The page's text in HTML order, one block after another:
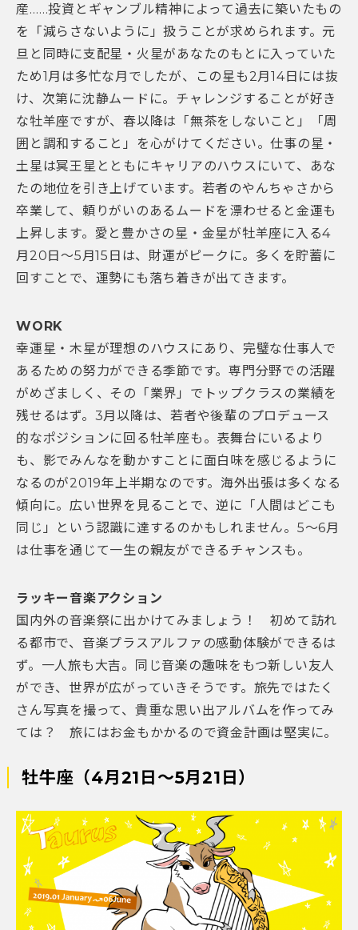
産……投資とギャンブル精神によって過去に築いたもの
を「減らさないように」扱うことが求められます。元
旦と同時に支配星・火星があなたのもとに入っていた
ため1月は多忙な月でしたが、この星も2月14日には抜
け、次第に沈静ムードに。チャレンジすることが好き
な牡羊座ですが、春以降は「無茶をしないこと」「周
囲と調和すること」を心がけてください。仕事の星・
土星は冥王星とともにキャリアのハウスにいて、あな
たの地位を引き上げています。若者のやんちゃさから
卒業して、頼りがいのあるムードを漂わせると金運も
上昇します。愛と豊かさの星・金星が牡羊座に入る4
月20日～5月15日は、財運がピークに。多くを貯蓄に
回すことで、運勢にも落ち着きが出てきます。
WORK
幸運星・木星が理想のハウスにあり、完璧な仕事人で
あるための努力ができる季節です。専門分野での活躍
がめざましく、その「業界」でトップクラスの業績を
残せるはず。3月以降は、若者や後輩のプロデュース
的なポジションに回る牡羊座も。表舞台にいるより
も、影でみんなを動かすことに面白味を感じるように
なるのが2019年上半期なのです。海外出張は多くなる
傾向に。広い世界を見ることで、逆に「人間はどこも
同じ」という認識に達するのかもしれません。5～6月
は仕事を通じて一生の親友ができるチャンスも。
ラッキー音楽アクション
国内外の音楽祭に出かけてみましょう！ 初めて訪れ
る都市で、音楽プラスアルファの感動体験ができるは
ず。一人旅も大吉。同じ音楽の趣味をもつ新しい友人
ができ、世界が広がっていきそうです。旅先ではたく
さん写真を撮って、貴重な思い出アルバムを作ってみ
ては？ 旅にはお金もかかるので資金計画は堅実に。
牡牛座（4月21日～5月21日）